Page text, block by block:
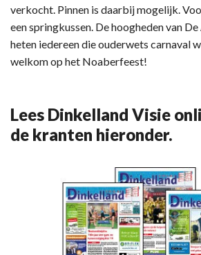
verkocht. Pinnen is daarbij mogelijk.
een springkussen. De hoogheden van
heten iedereen die ouderwets carnaval
welkom op het Noaberfeest!
Lees Dinkelland Visie
de kranten hieronder.